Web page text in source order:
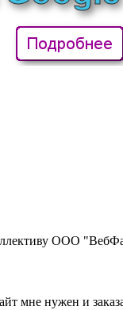
ООО
мне нужен и